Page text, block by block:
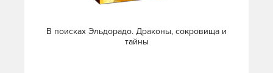
В поисках Эльдорадо. Драконы, сокровища и
тайны